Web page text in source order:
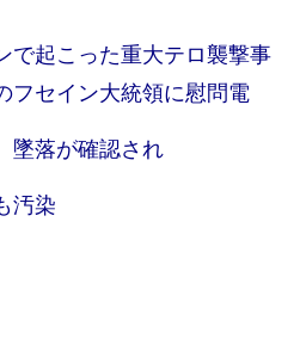
で起こった重大テロ襲撃事
フセイン大統領に慰問電
墜落が確認され
汚染